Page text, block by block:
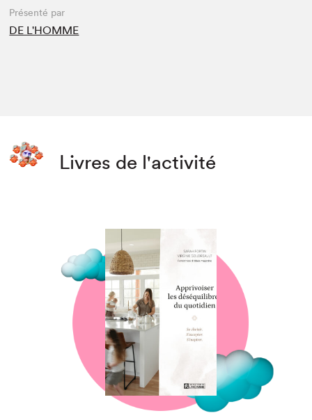
Présenté par
DE L'HOMME
Livres de l'activité